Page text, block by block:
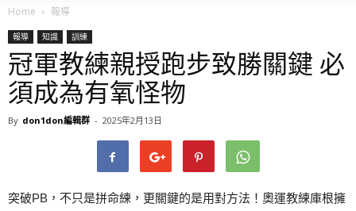
Home 報導
報導 知識 訓練
冠軍教練親授跑步致勝關鍵 必
須成為有氧怪物
By don1don編輯群 - 2025年2月13日
突破PB，不只是拼命練，更關鍵的是用對方法！奧運教練庫根擁